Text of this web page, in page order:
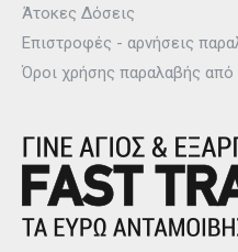
Άτοκες Δόσεις
Επιστροφές - αρνήσεις
Όροι χρήσης παραλαβής από